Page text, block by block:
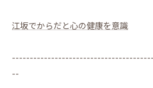
江坂でからだと心の健康を意識
--